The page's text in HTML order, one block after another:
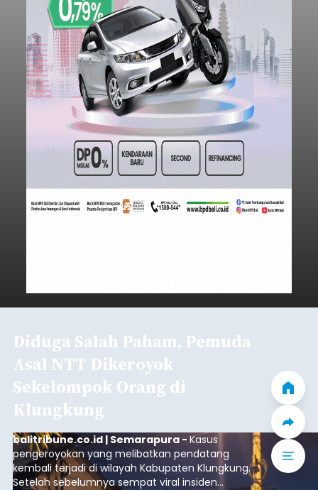
Diduga Salah Paham, Pemuda
Asal NTT Dikeroyok
Sekelompok Orang di
Klungkung
balitribune.co.id | Semarapura -Kasus
pengeroyokan yang melibatkan pendatang
kembali terjadi di wilayah Kabupaten Klungkung.
Setelah sebelumnya sempat viral insiden